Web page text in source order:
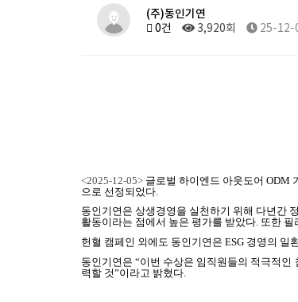
(주)동인기연
0건 3,920회 25-12-
<2025-12-05> 글로벌 하이엔드 아웃도어 ODM
으로 선정되었다
동인기연은 상생경영을 실천하기 위해 다년간
활동이라는 점에서 높은 평가를 받았다. 또한 필
헌혈 캠페인 외에도 동인기연은 ESG 경영의 일
동인기연은“이번 수상은 임직원들의 적극적인
력할 것”이라고 밝혔다